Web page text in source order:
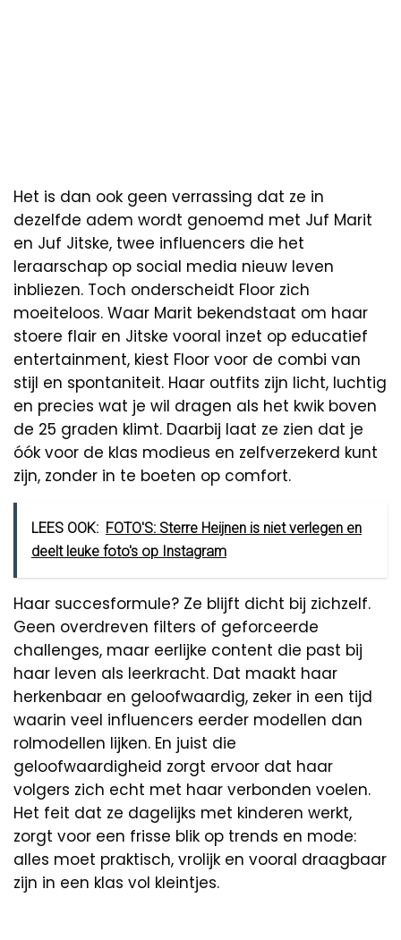
Het is dan ook geen verrassing dat ze in
dezelfde adem wordt genoemd met Juf Marit
en Juf Jitske, twee influencers die het
leraarschap op social media nieuw leven
inbliezen. Toch onderscheidt Floor zich
moeiteloos. Waar Marit bekendstaat om haar
stoere flair en Jitske vooral inzet op educatief
entertainment, kiest Floor voor de combi van
stijl en spontaniteit. Haar outfits zijn licht, luchtig
en precies wat je wil dragen als het kwik boven
de 25 graden klimt. Daarbij laat ze zien dat je
óók voor de klas modieus en zelfverzekerd kunt
zijn, zonder in te boeten op comfort.
LEES OOK: FOTO'S: Sterre Heijnen is niet verlegen en
deelt leuke foto's op Instagram
Haar succesformule? Ze blijft dicht bij zichzelf.
Geen overdreven filters of geforceerde
challenges, maar eerlijke content die past bij
haar leven als leerkracht. Dat maakt haar
herkenbaar en geloofwaardig, zeker in een tijd
waarin veel influencers eerder modellen dan
rolmodellen lijken. En juist die
geloofwaardigheid zorgt ervoor dat haar
volgers zich echt met haar verbonden voelen.
Het feit dat ze dagelijks met kinderen werkt,
zorgt voor een frisse blik op trends en mode:
alles moet praktisch, vrolijk en vooral draagbaar
zijn in een klas vol kleintjes.